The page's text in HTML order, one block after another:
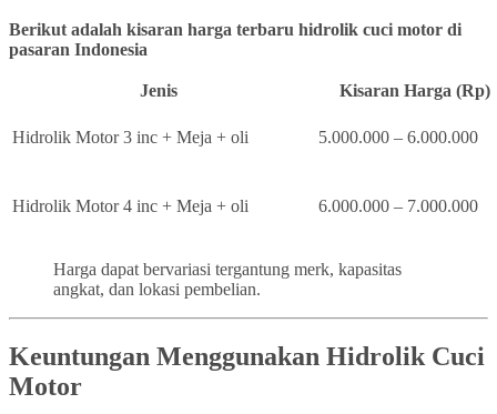
Berikut adalah kisaran harga terbaru hidrolik cuci motor di
pasaran Indonesia
Jenis Kisaran Harga (Rp)
Hidrolik Motor 3 inc + Meja + oli 5.000.000 – 6.000.000
Hidrolik Motor 4 inc + Meja + oli 6.000.000 – 7.000.000
Harga dapat bervariasi tergantung merk, kapasitas
angkat, dan lokasi pembelian.
Keuntungan Menggunakan Hidrolik Cuci
Motor